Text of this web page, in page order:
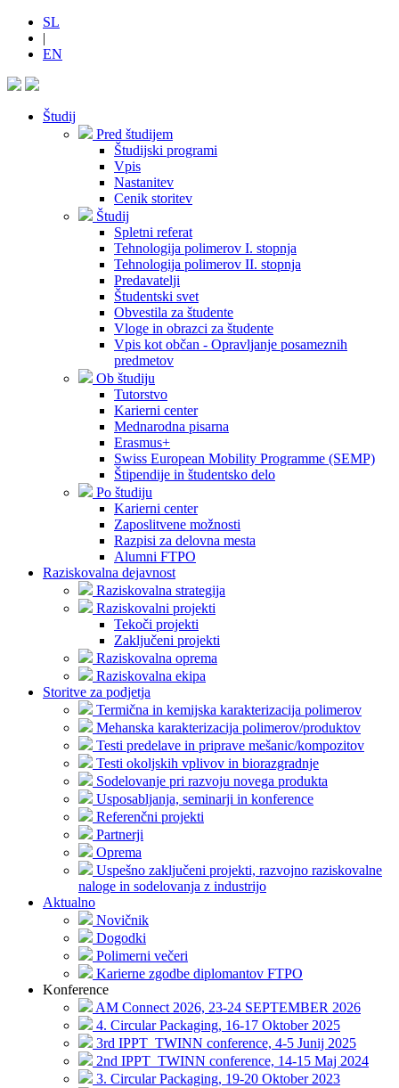
SL
|
EN
Študij
Pred študijem
Študijski programi
Vpis
Nastanitev
Cenik storitev
Študij
Spletni referat
Tehnologija polimerov I. stopnja
Tehnologija polimerov II. stopnja
Predavatelji
Študentski svet
Obvestila za študente
Vloge in obrazci za študente
Vpis kot občan - Opravljanje posameznih
predmetov
Ob študiju
Tutorstvo
Karierni center
Mednarodna pisarna
Erasmus+
Swiss European Mobility Programme (SEMP)
Štipendije in študentsko delo
Po študiju
Karierni center
Zaposlitvene možnosti
Razpisi za delovna mesta
Alumni FTPO
Raziskovalna dejavnost
Raziskovalna strategija
Raziskovalni projekti
Tekoči projekti
Zaključeni projekti
Raziskovalna oprema
Raziskovalna ekipa
Storitve za podjetja
Termična in kemijska karakterizacija polimerov
Mehanska karakterizacija polimerov/produktov
Testi predelave in priprave mešanic/kompozitov
Testi okoljskih vplivov in biorazgradnje
Sodelovanje pri razvoju novega produkta
Usposabljanja, seminarji in konference
Referenčni projekti
Partnerji
Oprema
Uspešno zaključeni projekti, razvojno raziskovalne
naloge in sodelovanja z industrijo
Aktualno
Novičnik
Dogodki
Polimerni večeri
Karierne zgodbe diplomantov FTPO
Konference
AM Connect 2026, 23-24 SEPTEMBER 2026
4. Circular Packaging, 16-17 Oktober 2025
3rd IPPT_TWINN conference, 4-5 Junij 2025
2nd IPPT_TWINN conference, 14-15 Maj 2024
3. Circular Packaging, 19-20 Oktober 2023